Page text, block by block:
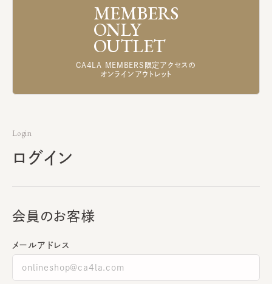
MEMBERS
ONLY
OUTLET
CA4LA MEMBERS限定アクセスの
オンラインアウトレット
Login
ログイン
会員のお客様
メールアドレス